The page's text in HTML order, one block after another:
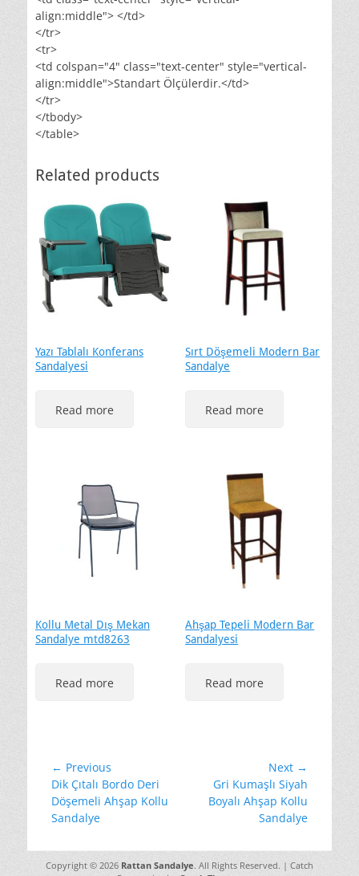
align:middle"> </td>
</tr>
<tr>
<td colspan="4" class="text-center" style="vertical-
align:middle">Standart Ölçülerdir.</td>
</tr>
</tbody>
</table>
Related products
Yazı Tablalı Konferans
Sandalyesi
Read more
Sırt Döşemeli Modern Bar
Sandalye
Read more
Kollu Metal Dış Mekan
Sandalye mtd8263
Read more
Ahşap Tepeli Modern Bar
Sandalyesi
Read more
Yazı
gezinmesi
← Previous
Previous
post:
Dik Çıtalı Bordo Deri
Döşemeli Ahşap Kollu
Sandalye
Next →
Gri Kumaşlı Siyah
Boyalı Ahşap Kollu
Sandalye
Copyright © 2026 Rattan Sandalye. All Rights Reserved. | Catch